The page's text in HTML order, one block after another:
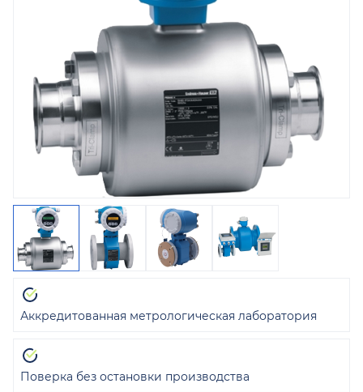
Аккредитованная метрологическая лаборатория
Поверка без остановки производства